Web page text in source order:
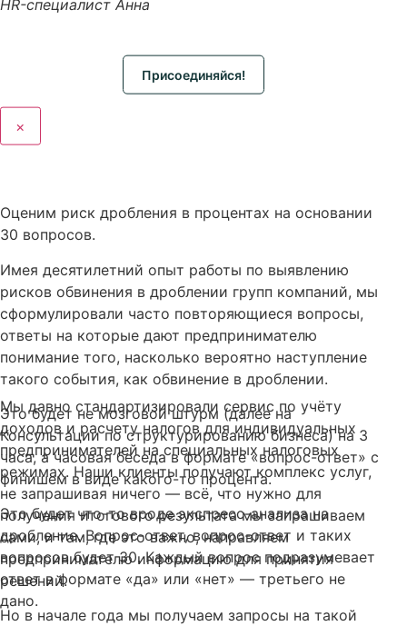
HR-специалист Анна
Присоединяйся!
×
Оценим риск дробления в процентах на основании
30 вопросов.
Имея десятилетний опыт работы по выявлению
рисков обвинения в дроблении групп компаний, мы
сформулировали часто повторяющиеся вопросы,
ответы на которые дают предпринимателю
понимание того, насколько вероятно наступление
такого события, как обвинение в дроблении.
Это будет не мозговой штурм (далее на
Консультации по структурированию бизнеса) на 3
часа, а часовая беседа в формате «вопрос-ответ» с
финишем в виде какого-то процента.
Это будет что-то вроде экспресс-анализа на
дробление. Вопрос-ответ, вопрос-ответ и таких
вопросов будет 30. Каждый вопрос подразумевает
ответ в формате «да» или «нет» — третьего не
дано.
Мы давно стандартизировали сервис по учёту
доходов и расчету налогов для индивидуальных
предпринимателей на специальных налоговых
режимах. Наши клиенты получают комплекс услуг,
не запрашивая ничего — всё, что нужно для
получения итогового результата мы запрашиваем
сами, и там, где это важно, направляем
предпринимателю информацию для принятия
решений.
Но в начале года мы получаем запросы на такой